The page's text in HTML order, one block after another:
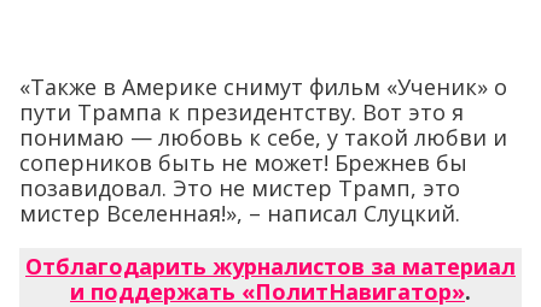
«Также в Америке снимут фильм «Ученик» о
пути Трампа к президентству. Вот это я
понимаю — любовь к себе, у такой любви и
соперников быть не может! Брежнев бы
позавидовал. Это не мистер Трамп, это
мистер Вселенная!», – написал Слуцкий.
Отблагодарить журналистов за материал
и поддержать «ПолитНавигатор».